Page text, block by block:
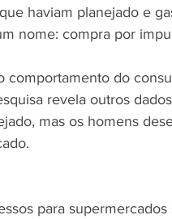
haviam planejado e
nome: compra por
do
revela outros
mas os homens
para